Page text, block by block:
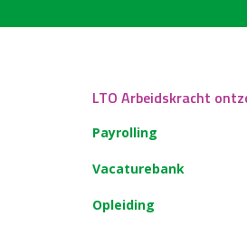
LTO Arbeidskracht
Payrolling
Vacaturebank
Opleiding